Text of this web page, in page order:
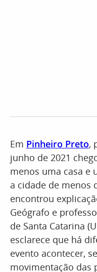
Em Pinheiro Preto,
junho de 2021
menos uma casa e
a cidade de menos
encontrou
Geógrafo e
de Santa Catarina
esclarece que há
evento acontecer,
movimentação das